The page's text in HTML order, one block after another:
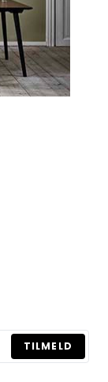
TILMELD